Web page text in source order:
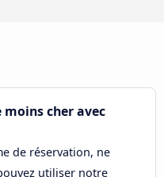
cher avec
de réservation, ne
utiliser notre